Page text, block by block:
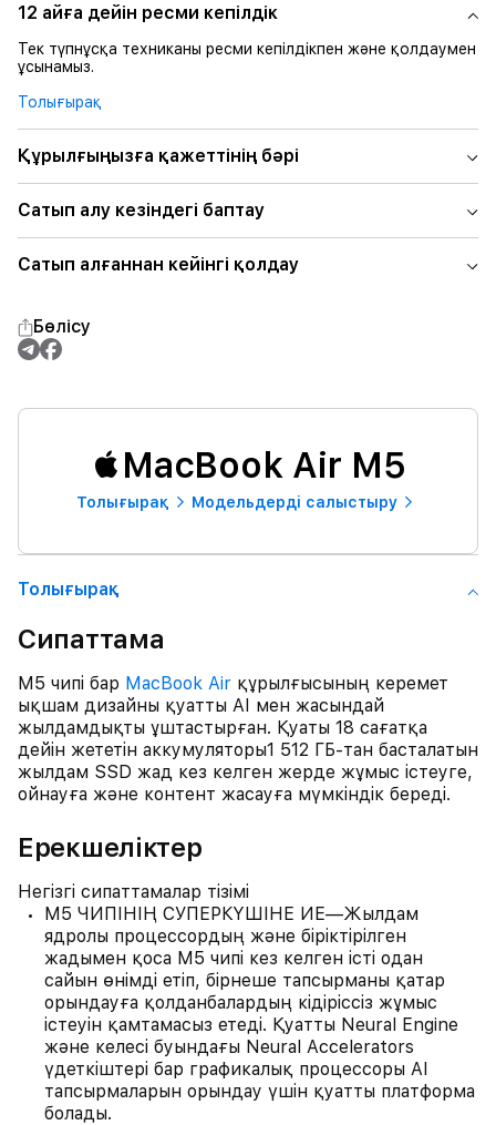
12 айға дейін ресми кепілдік
Тек түпнұсқа техниканы ресми кепілдікпен және қолдаумен
ұсынамыз.
Толығырақ
Құрылғыңызға қажеттінің бәрі
Сатып алу кезіндегі баптау
Сатып алғаннан кейінгі қолдау
Бөлісу
MacBook Air M5
Толығырақ Модельдерді салыстыру
Толығырақ
Сипаттама
M5 чипі бар MacBook Air құрылғысының керемет
ықшам дизайны қуатты AI мен жасындай
жылдамдықты ұштастырған. Қуаты 18 сағатқа
дейін жететін аккумуляторы1 512 ГБ-тан басталатын
жылдам SSD жад кез келген жерде жұмыс істеуге,
ойнауға және контент жасауға мүмкіндік береді.
Ерекшеліктер
Негізгі сипаттамалар тізімі
M5 ЧИПІНІҢ СУПЕРКҮШІНЕ ИЕ—Жылдам
ядролы процессордың және біріктірілген
жадымен қоса M5 чипі кез келген істі одан
сайын өнімді етіп, бірнеше тапсырманы қатар
орындауға қолданбалардың кідіріссіз жұмыс
істеуін қамтамасыз етеді. Қуатты Neural Engine
және келесі буындағы Neural Accelerators
үдеткіштері бар графикалық процессоры AI
тапсырмаларын орындау үшін қуатты платформа
болады.